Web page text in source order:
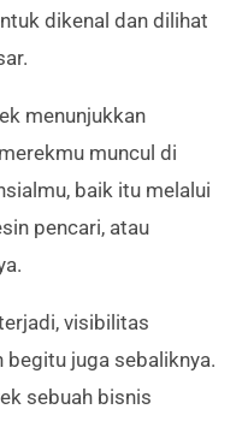
dikenal dan dilihat
menunjukkan
muncul di
baik itu melalui
pencari, atau
visibilitas
juga sebaliknya.
sebuah bisnis